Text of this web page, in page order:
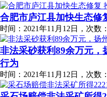
合肥市庐江县加快生态修
时间：2021年11月12日，次数
非法采砂获利89余万元
行为
时间：2021年11月12日，次数